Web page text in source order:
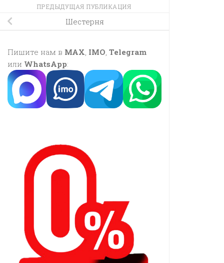
ПРЕДЫДУЩАЯ ПУБЛИКАЦИЯ
Шестерня
Пишите нам в MAX, IMO, Telegram
или WhatsApp: